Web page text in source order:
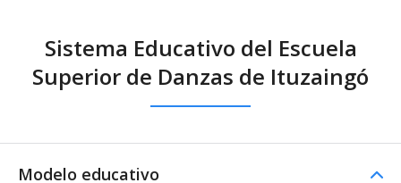
Sistema Educativo del Escuela
Superior de Danzas de Ituzaingó
Modelo educativo